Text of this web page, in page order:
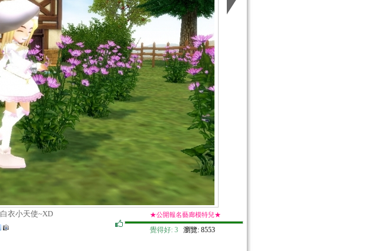
白衣小天使~XD
覺得好: 3 瀏覽: 8553
★公開報名藝廊模特兒★